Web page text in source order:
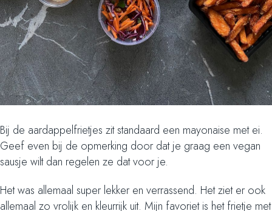
Bij de aardappelfrietjes zit standaard een mayonaise met ei.
Geef even bij de opmerking door dat je graag een vegan
sausje wilt dan regelen ze dat voor je.
Het was allemaal super lekker en verrassend. Het ziet er ook
allemaal zo vrolijk en kleurrijk uit. Mijn favoriet is het frietje met